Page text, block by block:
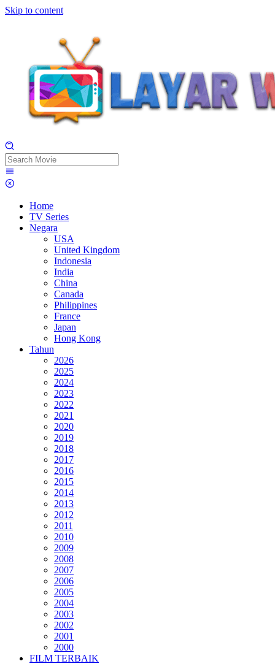
Skip to content
Home
TV Series
Negara
USA
United Kingdom
Indonesia
India
China
Canada
Philippines
France
Japan
Hong Kong
Tahun
2026
2025
2024
2023
2022
2021
2020
2019
2018
2017
2016
2015
2014
2013
2012
2011
2010
2009
2008
2007
2006
2005
2004
2003
2002
2001
2000
FILM TERBAIK